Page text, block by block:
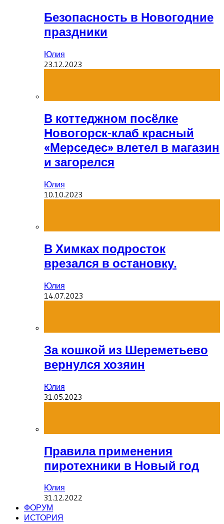
Безопасность в Новогодние
праздники
Юлия
23.12.2023
В коттеджном посёлке
Новогорск-клаб красный
«Мерседес» влетел в магазин
и загорелся
Юлия
10.10.2023
В Химках подросток
врезался в остановку.
Юлия
14.07.2023
За кошкой из Шереметьево
вернулся хозяин
Юлия
31.05.2023
Правила применения
пиротехники в Новый год
Юлия
31.12.2022
ФОРУМ
ИСТОРИЯ